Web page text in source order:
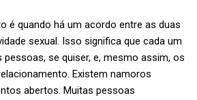
é quando há um acordo entre as duas
sexual. Isso significa que cada um
se quiser, e, mesmo assim, os
Existem namoros
abertos. Muitas pessoas